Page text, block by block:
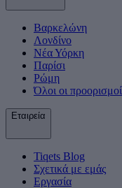
Βαρκελώνη
Λονδίνο
Νέα Υόρκη
Παρίσι
Ρώμη
Όλοι οι προορισμοί
Εταιρεία
Tiqets Βlog
Σχετικά με εμάς
Εργασία